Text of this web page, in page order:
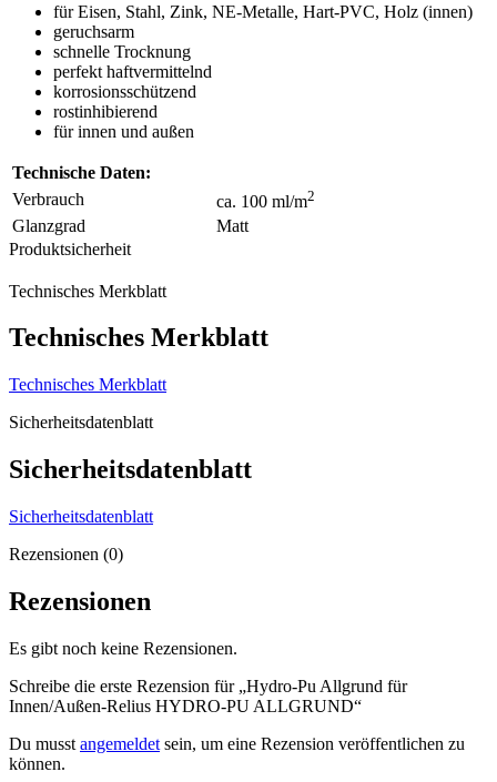
für Eisen, Stahl, Zink, NE-Metalle, Hart-PVC, Holz (innen)
geruchsarm
schnelle Trocknung
perfekt haftvermittelnd
korrosionsschützend
rostinhibierend
für innen und außen
Technische Daten:
Verbrauch
ca. 100 ml/m2
Glanzgrad
Matt
Produktsicherheit
Technisches Merkblatt
Technisches Merkblatt
Technisches Merkblatt
Sicherheitsdatenblatt
Sicherheitsdatenblatt
Sicherheitsdatenblatt
Rezensionen (0)
Rezensionen
Es gibt noch keine Rezensionen.
Schreibe die erste Rezension für „Hydro-Pu Allgrund für
Innen/Außen-Relius HYDRO-PU ALLGRUND“
Du musst angemeldet sein, um eine Rezension veröffentlichen zu
können.